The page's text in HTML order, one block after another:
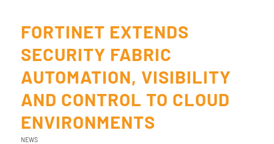
FORTINET EXTENDS
SECURITY FABRIC
AUTOMATION, VISIBILITY
AND CONTROL TO CLOUD
ENVIRONMENTS
NEWS